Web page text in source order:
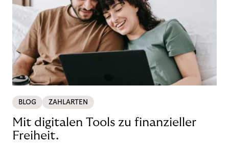
BLOG ZAHLARTEN
Mit digitalen Tools zu finanzieller
Freiheit.